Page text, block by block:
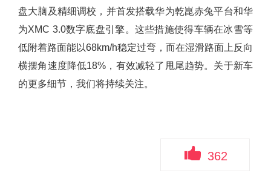
盘大脑及精细调校，并首发搭载华为乾崑赤兔平台和华
为XMC 3.0数字底盘引擎。这些措施使得车辆在冰雪等
低附着路面能以68km/h稳定过弯，而在湿滑路面上反向
横摆角速度降低18%，有效减轻了甩尾趋势。关于新车
的更多细节，我们将持续关注。
362